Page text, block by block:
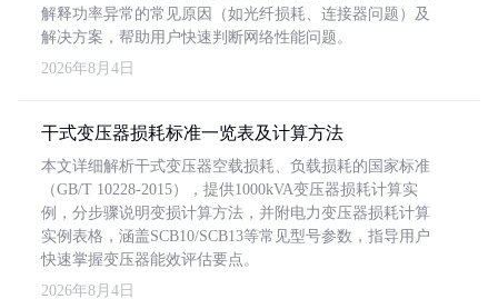
解释功率异常的常见原因（如光纤损耗、连接器问题）及
解决方案，帮助用户快速判断网络性能问题。
2026年8月4日
干式变压器损耗标准一览表及计算方法
本文详细解析干式变压器空载损耗、负载损耗的国家标准
（GB/T 10228-2015），提供1000kVA变压器损耗计算实
例，分步骤说明变损计算方法，并附电力变压器损耗计算
实例表格，涵盖SCB10/SCB13等常见型号参数，指导用户
快速掌握变压器能效评估要点。
2026年8月4日